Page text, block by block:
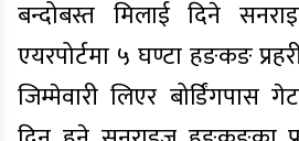
बन्दोबस्त मिलाई दिने
एयरपोर्टमा ५ घण्टा हङकङ
जिम्मेवारी लिएर बोर्डिंगपास